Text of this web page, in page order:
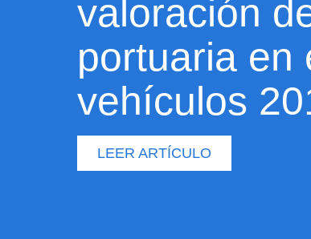
valoración
portuaria en
vehículos
LEER ARTÍCULO